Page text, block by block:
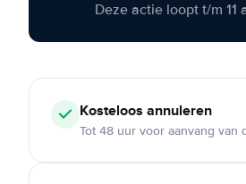
Deze actie loopt t/m 11
Kosteloos annuleren
Tot 48 uur voor aanvang van